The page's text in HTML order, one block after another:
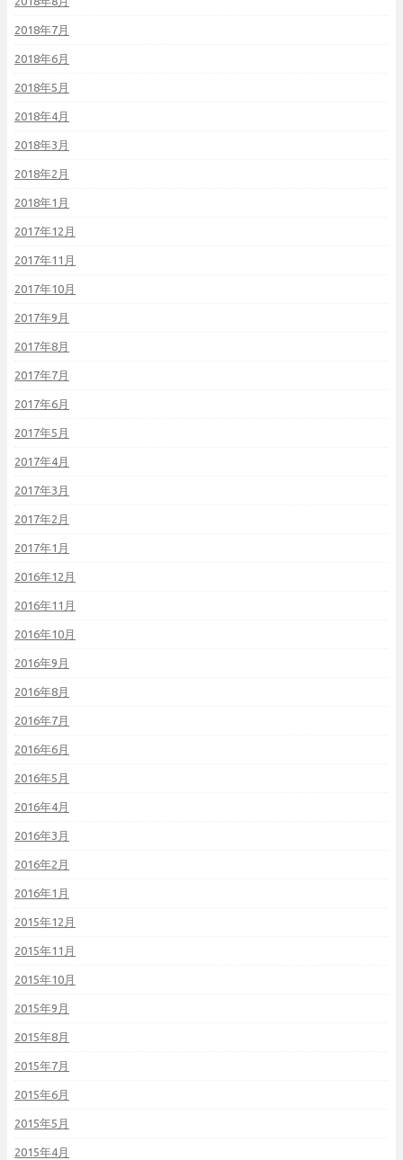
2018年7月
2018年6月
2018年5月
2018年4月
2018年3月
2018年2月
2018年1月
2017年12月
2017年11月
2017年10月
2017年9月
2017年8月
2017年7月
2017年6月
2017年5月
2017年4月
2017年3月
2017年2月
2017年1月
2016年12月
2016年11月
2016年10月
2016年9月
2016年8月
2016年7月
2016年6月
2016年5月
2016年4月
2016年3月
2016年2月
2016年1月
2015年12月
2015年11月
2015年10月
2015年9月
2015年8月
2015年7月
2015年6月
2015年5月
2015年4月